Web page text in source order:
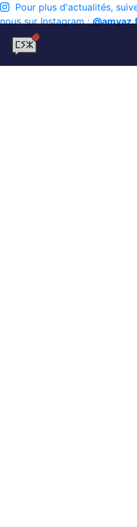
Pour plus d'actualités,
nous sur Instagram :